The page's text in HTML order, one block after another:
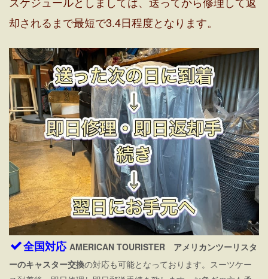
却されるまで最短で3.4日程度となります。
全国対応 AMERICAN TOURISTER アメリカンツーリスタ
ーのキャスター交換の対応も可能となっております。スーツケー